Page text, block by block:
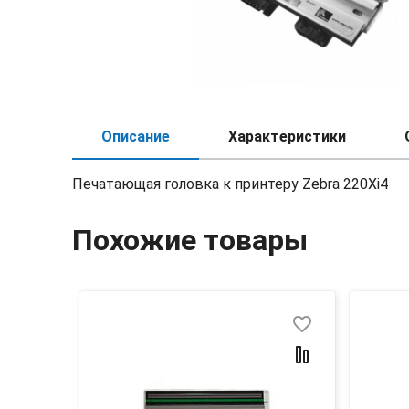
Описание Характеристики
Печатающая головка к принтеру Zebra 220Xi4
Похожие товары
favorite_border